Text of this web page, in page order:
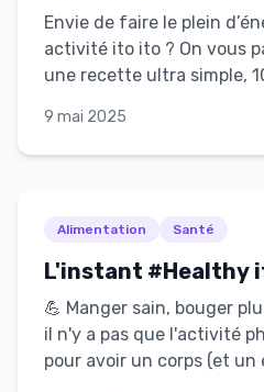
Envie de faire le plein
activité ito ito ? On vous
une recette ultra simple,
"Tama Tū" 🍌🌿
9 mai 2025
Alimentation Santé
L'instant #Healthy
💪 Manger sain, bouger plus
il n'y a pas que l'activité
pour avoir un corps (et